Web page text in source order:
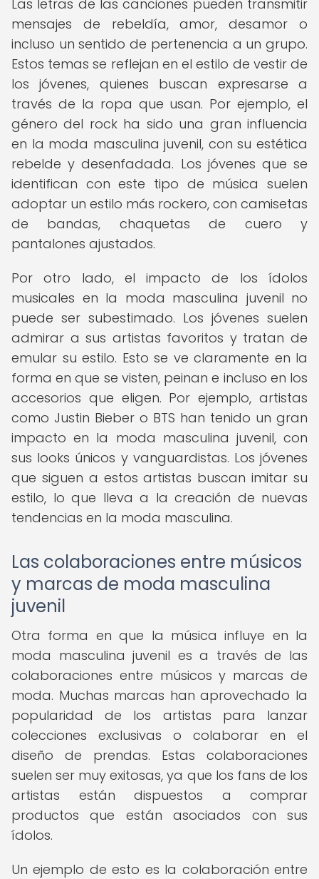
Las letras de las canciones pueden transmitir
mensajes de rebeldía, amor, desamor o
incluso un sentido de pertenencia a un grupo.
Estos temas se reflejan en el estilo de vestir de
los jóvenes, quienes buscan expresarse a
través de la ropa que usan. Por ejemplo, el
género del rock ha sido una gran influencia
en la moda masculina juvenil, con su estética
rebelde y desenfadada. Los jóvenes que se
identifican con este tipo de música suelen
adoptar un estilo más rockero, con camisetas
de bandas, chaquetas de cuero y
pantalones ajustados.
Por otro lado, el impacto de los ídolos
musicales en la moda masculina juvenil no
puede ser subestimado. Los jóvenes suelen
admirar a sus artistas favoritos y tratan de
emular su estilo. Esto se ve claramente en la
forma en que se visten, peinan e incluso en los
accesorios que eligen. Por ejemplo, artistas
como Justin Bieber o BTS han tenido un gran
impacto en la moda masculina juvenil, con
sus looks únicos y vanguardistas. Los jóvenes
que siguen a estos artistas buscan imitar su
estilo, lo que lleva a la creación de nuevas
tendencias en la moda masculina.
Las colaboraciones entre músicos
y marcas de moda masculina
juvenil
Otra forma en que la música influye en la
moda masculina juvenil es a través de las
colaboraciones entre músicos y marcas de
moda. Muchas marcas han aprovechado la
popularidad de los artistas para lanzar
colecciones exclusivas o colaborar en el
diseño de prendas. Estas colaboraciones
suelen ser muy exitosas, ya que los fans de los
artistas están dispuestos a comprar
productos que están asociados con sus
ídolos.
Un ejemplo de esto es la colaboración entre